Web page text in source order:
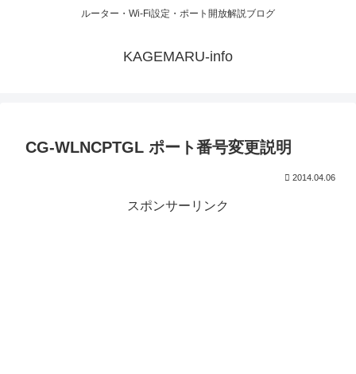
ルーター・Wi-Fi設定・ポート開放解説ブログ
KAGEMARU-info
CG-WLNCPTGL ポート番号変更説明
2014.04.06
スポンサーリンク